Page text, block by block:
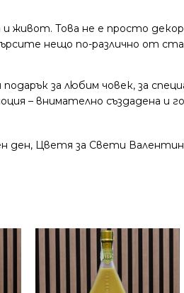
Това не е просто
нещо по-различно от
за любим човек, за
– внимателно създадена и
ден, Цветя за Свети Валентин